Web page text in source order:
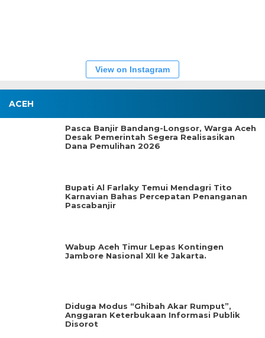
View on Instagram
ACEH
Pasca Banjir Bandang-Longsor, Warga Aceh
Desak Pemerintah Segera Realisasikan
Dana Pemulihan 2026
Bupati Al Farlaky Temui Mendagri Tito
Karnavian Bahas Percepatan Penanganan
Pascabanjir
Wabup Aceh Timur Lepas Kontingen
Jambore Nasional XII ke Jakarta.
Diduga Modus “Ghibah Akar Rumput”,
Anggaran Keterbukaan Informasi Publik
Disorot